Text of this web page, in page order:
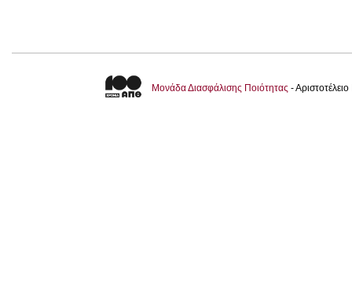
Μονάδα Διασφάλισης Ποιότητας -